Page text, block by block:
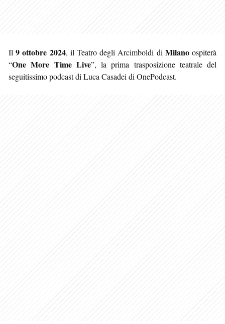
Il9 ottobre 2024, il Teatro degli Arcimboldi di Milanoospiterà
“One More Time Live”, la prima trasposizione teatrale del
seguitissimo podcast di Luca Casadei di OnePodcast.